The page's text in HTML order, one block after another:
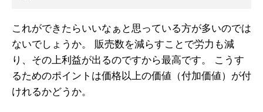
これができたらいいなぁと思っている方が多いのでは
ないでしょうか。
販売数を減らすことで労力も減
り、その上利益が出るのですから最高です。
こうす
るためのポイントは価格以上の価値（付加価値）が付
けれるかどうか。